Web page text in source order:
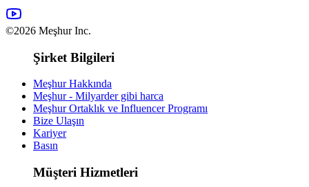
©2026 Meşhur Inc.
Şirket Bilgileri
Meşhur Hakkında
Meşhur - Milyarder gibi harca
Meşhur Ortaklık ve Influencer Programı
Bize Ulaşın
Kariyer
Basın
Müşteri Hizmetleri